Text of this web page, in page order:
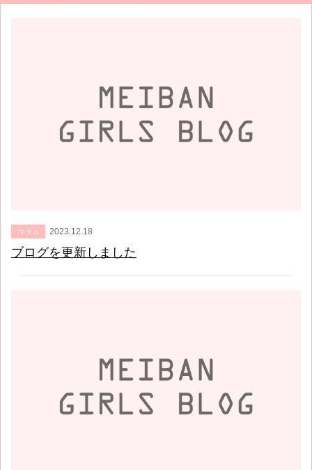
コラム 2023.12.18
ブログを更新しました